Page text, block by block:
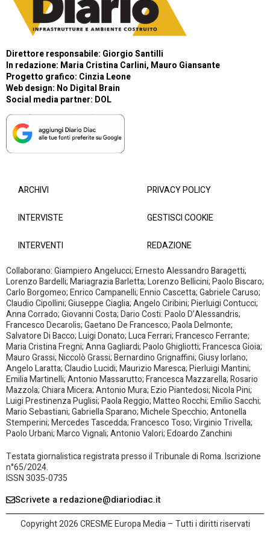
Direttore responsabile: Giorgio Santilli
In redazione: Maria Cristina Carlini, Mauro Giansante
Progetto grafico: Cinzia Leone
Web design: No Digital Brain
Social media partner: DOL
ARCHIVI
INTERVISTE
INTERVENTI
PRIVACY POLICY
GESTISCI COOKIE
REDAZIONE
Collaborano: Giampiero Angelucci; Ernesto Alessandro Baragetti;
Lorenzo Bardelli; Mariagrazia Barletta; Lorenzo Bellicini; Paolo Biscaro;
Carlo Borgomeo; Enrico Campanelli; Ennio Cascetta; Gabriele Caruso;
Claudio Cipollini; Giuseppe Ciaglia; Angelo Ciribini; Pierluigi Contucci;
Anna Corrado; Giovanni Costa; Dario Costi: Paolo D’Alessandris;
Francesco Decarolis; Gaetano De Francesco; Paola Delmonte;
Salvatore Di Bacco; Luigi Donato; Luca Ferrari; Francesco Ferrante;
Maria Cristina Fregni; Anna Gagliardi; Paolo Ghigliotti; Francesca Gioia;
Mauro Grassi; Niccolò Grassi; Bernardino Grignaffini; Giusy Iorlano;
Angelo Laratta; Claudio Lucidi; Maurizio Maresca; Pierluigi Mantini;
Emilia Martinelli; Antonio Massarutto; Francesca Mazzarella; Rosario
Mazzola; Chiara Micera; Antonio Mura; Ezio Piantedosi; Nicola Pini;
Luigi Prestinenza Puglisi; Paola Reggio; Matteo Rocchi; Emilio Sacchi;
Mario Sebastiani; Gabriella Sparano; Michele Specchio; Antonella
Stemperini; Mercedes Tascedda; Francesco Toso; Virginio Trivella;
Paolo Urbani; Marco Vignali; Antonio Valori; Edoardo Zanchini
Testata giornalistica registrata presso il Tribunale di Roma. Iscrizione
n°65/2024.
ISSN 3035-0735
Scrivete a redazione@diariodiac.it
Copyright 2026 CRESME Europa Media – Tutti i diritti riservati